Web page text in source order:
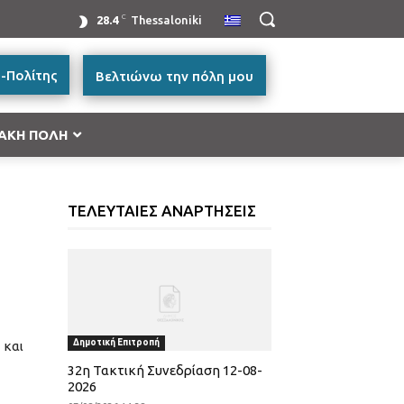
28.4 C Thessaloniki
Βελτιώνω την πόλη μου
Πολίτης
ΠΟΛΗ
ΤΕΛΕΥΤΑΙΕΣ ΑΝΑΡΤΗΣΕΙΣ
Δημοτική Επιτροπή
32η Τακτική Συνεδρίαση 12-08-
2026